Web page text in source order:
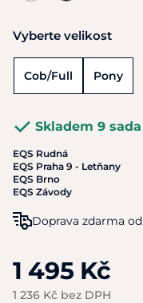
Vyberte velikost
Cob/Full Pony
Skladem 9 sada
EQS Rudná
EQS Praha 9 - Letňany
EQS Brno
EQS Závody
Doprava zdarma od
1 495 Kč
1 236 Kč bez DPH